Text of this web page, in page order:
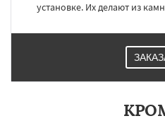
установке. Их делают из